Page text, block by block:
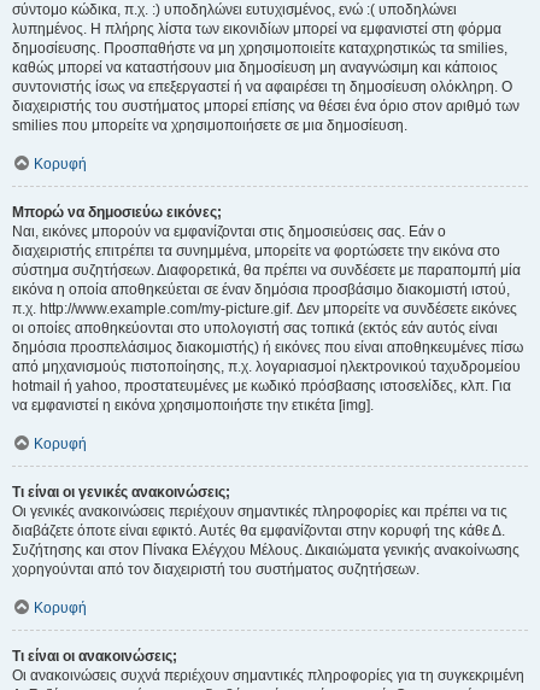
σύντομο κώδικα, π.χ. :) υποδηλώνει ευτυχισμένος, ενώ :( υποδηλώνει
λυπημένος. Η πλήρης λίστα των εικονιδίων μπορεί να εμφανιστεί στη φόρμα
δημοσίευσης. Προσπαθήστε να μη χρησιμοποιείτε καταχρηστικώς τα smilies,
καθώς μπορεί να καταστήσουν μια δημοσίευση μη αναγνώσιμη και κάποιος
συντονιστής ίσως να επεξεργαστεί ή να αφαιρέσει τη δημοσίευση ολόκληρη. Ο
διαχειριστής του συστήματος μπορεί επίσης να θέσει ένα όριο στον αριθμό των
smilies που μπορείτε να χρησιμοποιήσετε σε μια δημοσίευση.
Κορυφή
Μπορώ να δημοσιεύω εικόνες;
Ναι, εικόνες μπορούν να εμφανίζονται στις δημοσιεύσεις σας. Εάν ο
διαχειριστής επιτρέπει τα συνημμένα, μπορείτε να φορτώσετε την εικόνα στο
σύστημα συζητήσεων. Διαφορετικά, θα πρέπει να συνδέσετε με παραπομπή μία
εικόνα η οποία αποθηκεύεται σε έναν δημόσια προσβάσιμο διακομιστή ιστού,
π.χ. http://www.example.com/my-picture.gif. Δεν μπορείτε να συνδέσετε εικόνες
οι οποίες αποθηκεύονται στο υπολογιστή σας τοπικά (εκτός εάν αυτός είναι
δημόσια προσπελάσιμος διακομιστής) ή εικόνες που είναι αποθηκευμένες πίσω
από μηχανισμούς πιστοποίησης, π.χ. λογαριασμοί ηλεκτρονικού ταχυδρομείου
hotmail ή yahoo, προστατευμένες με κωδικό πρόσβασης ιστοσελίδες, κλπ. Για
να εμφανιστεί η εικόνα χρησιμοποιήστε την ετικέτα [img].
Κορυφή
Τι είναι οι γενικές ανακοινώσεις;
Οι γενικές ανακοινώσεις περιέχουν σημαντικές πληροφορίες και πρέπει να τις
διαβάζετε όποτε είναι εφικτό. Αυτές θα εμφανίζονται στην κορυφή της κάθε Δ.
Συζήτησης και στον Πίνακα Ελέγχου Μέλους. Δικαιώματα γενικής ανακοίνωσης
χορηγούνται από τον διαχειριστή του συστήματος συζητήσεων.
Κορυφή
Τι είναι οι ανακοινώσεις;
Οι ανακοινώσεις συχνά περιέχουν σημαντικές πληροφορίες για τη συγκεκριμένη